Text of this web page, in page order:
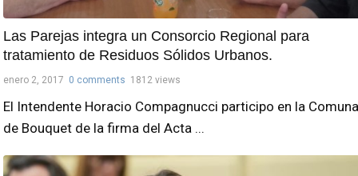
Las Parejas integra un Consorcio Regional para
tratamiento de Residuos Sólidos Urbanos.
enero 2, 2017 0 comments 1812 views
El Intendente Horacio Compagnucci participo en la Comuna
de Bouquet de la firma del Acta ...